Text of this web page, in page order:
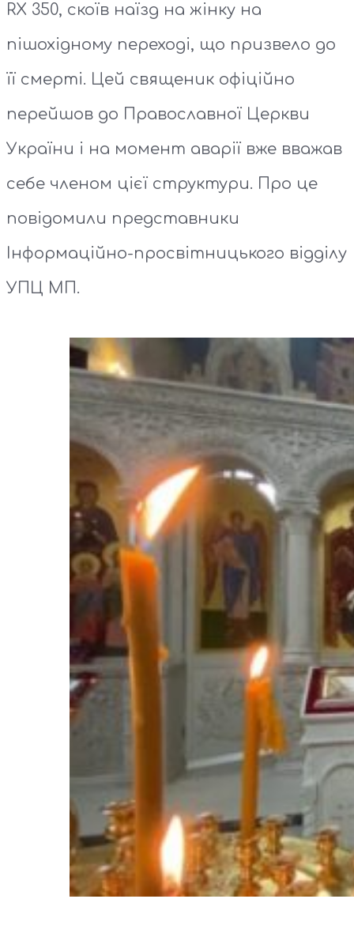
RX 350, скоїв наїзд на жінку на
пішохідному переході, що призвело до
її смерті. Цей священик офіційно
перейшов до Православної Церкви
України і на момент аварії вже вважав
себе членом цієї структури. Про це
повідомили представники
Інформаційно-просвітницького відділу
УПЦ МП.